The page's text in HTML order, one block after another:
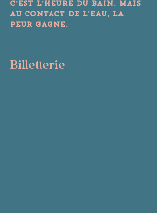
C’est l’heure du bain. Mais
au contact de l’eau, la
peur gagne.
Billetterie